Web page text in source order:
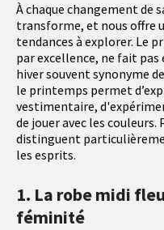
À chaque changement de
transforme, et nous offre
tendances à explorer. Le
par excellence, ne fait
hiver souvent synonyme
le printemps permet
vestimentaire,
de jouer avec les couleurs.
distinguent
les esprits.
1. La robe midi
féminité